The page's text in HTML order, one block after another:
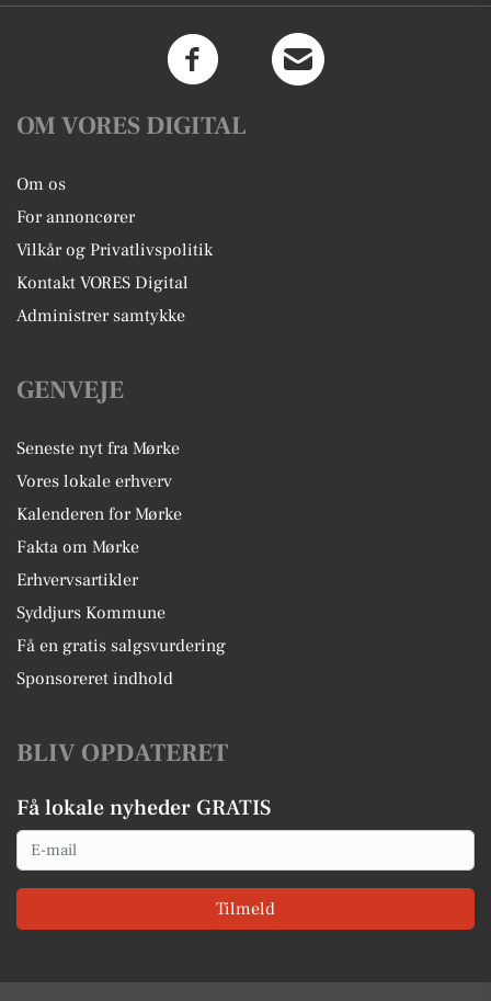
OM VORES DIGITAL
Om os
For annoncører
Vilkår og Privatlivspolitik
Kontakt VORES Digital
Administrer samtykke
GENVEJE
Seneste nyt fra Mørke
Vores lokale erhverv
Kalenderen for Mørke
Fakta om Mørke
Erhvervsartikler
Syddjurs Kommune
Få en gratis salgsvurdering
Sponsoreret indhold
BLIV OPDATERET
Få lokale nyheder GRATIS
Email
Tilmeld